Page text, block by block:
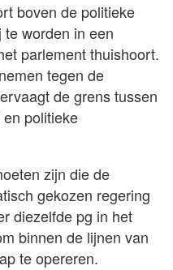
boven de politieke
worden in een
parlement thuishoort.
tegen de
de grens tussen
politieke
zijn die de
gekozen regering
diezelfde pg in het
binnen de lijnen van
te opereren.